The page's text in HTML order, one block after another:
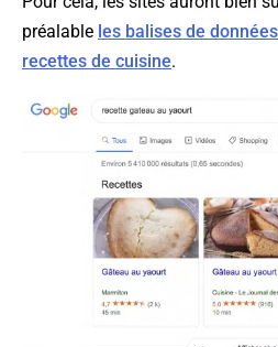
préalable les balises de
recettes de cuisine.